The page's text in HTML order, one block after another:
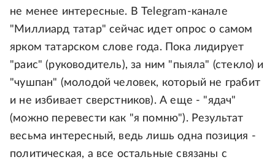
не менее интересные. В Telegram-канале
"Миллиард татар" сейчас идет опрос о самом
ярком татарском слове года. Пока лидирует
"раис" (руководитель), за ним "пыяла" (стекло) и
"чушпан" (молодой человек, который не грабит
и не избивает сверстников). А еще - "ядач"
(можно перевести как "я помню"). Результат
весьма интересный, ведь лишь одна позиция -
политическая, а все остальные связаны с